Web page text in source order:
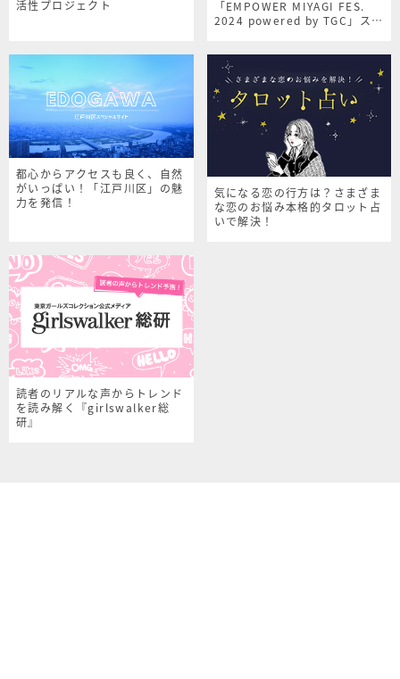
活性プロジェクト
「EMPOWER MIYAGI FES.
2024 powered by TGC」スペ
都心からアクセスも良く、自然
がいっぱい！「江戸川区」の魅
力を発信！
気になる恋の行方は？さまざま
な恋のお悩み本格的タロット占
いで解決！
読者のリアルな声からトレンド
を読み解く『girlswalker総
研』